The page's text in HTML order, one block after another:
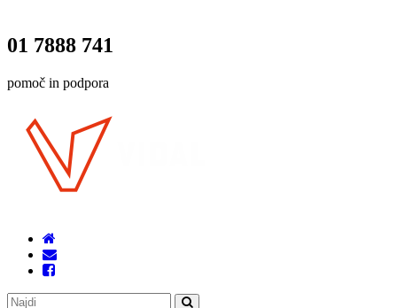
01 7888 741
pomoč in podpora